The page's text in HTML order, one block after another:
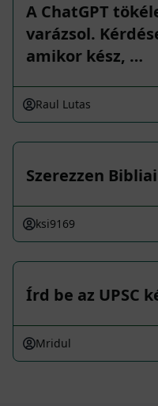
A ChatGPT
varázsol.
amikor kész, …
Raul Lutas
Szerezzen
ksi9169
Írd be az UPSC
Mridul